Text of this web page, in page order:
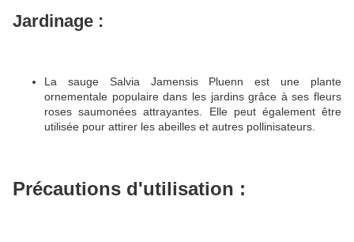
Jardinage :
La sauge Salvia Jamensis Pluenn est une plante
ornementale populaire dans les jardins grâce à ses fleurs
roses saumonées attrayantes. Elle peut également être
utilisée pour attirer les abeilles et autres pollinisateurs.
Précautions d'utilisation :